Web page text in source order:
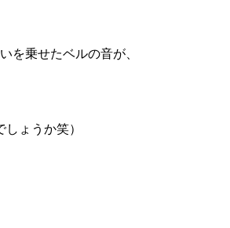
を乗せたベルの音が、
ょうか笑）